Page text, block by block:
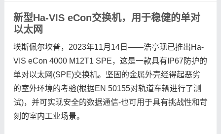
新型Ha-VIS eCon交换机，用于稳健的单对
以太网
埃斯佩尔坎普，2023年11月14日——浩亭现已推出Ha-
VIS eCon 4000 M12T1 SPE，这是一款具有IP67防护的
单对以太网(SPE)交换机。坚固的金属外壳经得起恶劣
的室外环境的考验(根据EN 50155对轨道车辆进行了测
试)，并可实现安全的数据通信-也可用于具有挑战性和苛
刻的室内工业场景。